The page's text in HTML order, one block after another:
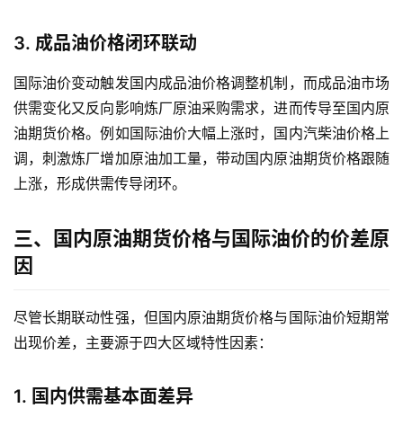
3. 成品油价格闭环联动
国际油价变动触发国内成品油价格调整机制，而成品油市场
供需变化又反向影响炼厂原油采购需求，进而传导至国内原
油期货价格。例如国际油价大幅上涨时，国内汽柴油价格上
调，刺激炼厂增加原油加工量，带动国内原油期货价格跟随
上涨，形成供需传导闭环。
三、国内原油期货价格与国际油价的价差原
因
尽管长期联动性强，但国内原油期货价格与国际油价短期常
出现价差，主要源于四大区域特性因素：
1. 国内供需基本面差异